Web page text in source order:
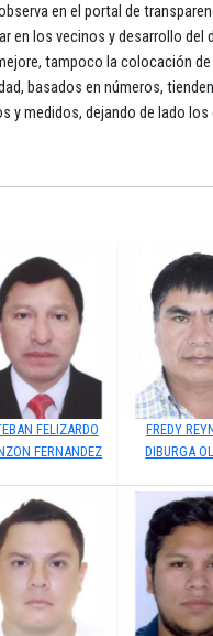
en el portal de
en los vecinos y desarrollo del
tampoco la colocación
basados en números,
y medidos, dejando de lado
FELIZARDO
FERNANDEZ
FREDY
DIBURGA